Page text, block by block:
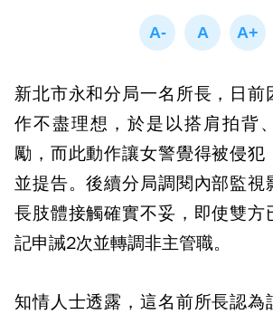
新北市永和分局一名所長，日前
作不盡理想，於是以搭肩拍背
勵，而此動作讓女警覺得被侵犯
並提告。後續分局調閱內部監視
長肢體接觸確實不妥，即使雙方
記申誡2次並轉調非主管職。
知情人士透露，這名前所長認為